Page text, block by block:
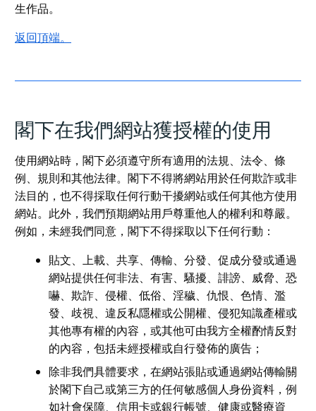
生作品。
返回頂端。
閣下在我們網站獲授權的使用
使用網站時，閣下必須遵守所有適用的法規、法令、條
例、規則和其他法律。閣下不得將網站用於任何欺詐或非
法目的，也不得採取任何行動干擾網站或任何其他方使用
網站。此外，我們預期網站用戶尊重他人的權利和尊嚴。
例如，未經我們同意，閣下不得採取以下任何行動：
貼文、上載、共享、傳輸、分發、促成分發或通過
網站提供任何非法、有害、騷擾、誹謗、威脅、恐
嚇、欺詐、侵權、低俗、淫穢、仇恨、色情、濫
發、歧視、違反私隱權或公開權、侵犯知識產權或
其他專有權的內容，或其他可由我方全權酌情反對
的內容，包括未經授權或自行發佈的廣告；
除非我們具體要求，在網站張貼或通過網站傳輸關
於閣下自己或第三方的任何敏感個人身份資料，例
如社會保障、信用卡或銀行帳號、健康或醫療資